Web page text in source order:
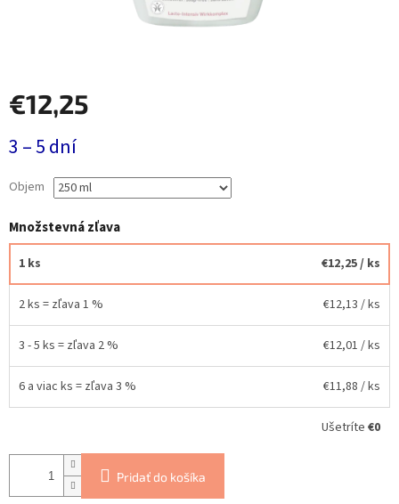
€12,25
cena:
3 – 5 dní
Objem
Množstevná zľava
1 ks €12,25/ ks
2 ks = zľava 1 % €12,13 / ks
3 - 5 ks = zľava 2 % €12,01 / ks
6 a viac ks = zľava 3 % €11,88 / ks
Ušetríte €0
Pridať do košíka